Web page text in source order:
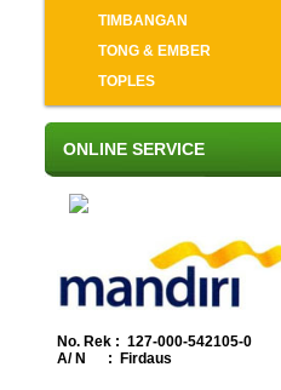
TIMBANGAN
TONG & EMBER
TOPLES
ONLINE SERVICE
No. Rek : 127-000-542105-0
A/ N : Firdaus